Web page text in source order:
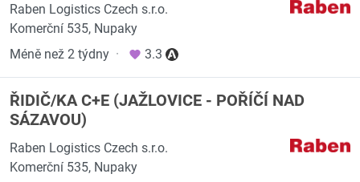
Raben Logistics Czech s.r.o.
Komerční 535, Nupaky
Méně než 2 týdny · 3.3
ŘIDIČ/KA C+E (JAŽLOVICE - POŘÍČÍ NAD
SÁZAVOU)
Raben Logistics Czech s.r.o.
Komerční 535, Nupaky